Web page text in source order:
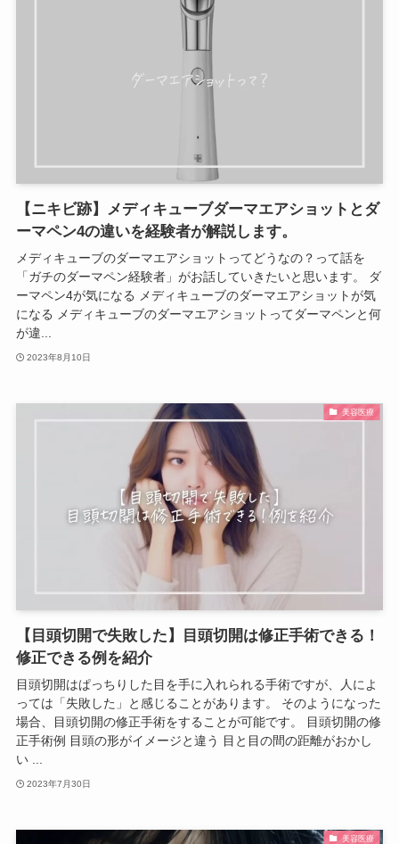
【ニキビ跡】メディキューブダーマエアショットとダ
ーマペン4の違いを経験者が解説します。
メディキューブのダーマエアショットってどうなの？って話を
「ガチのダーマペン経験者」がお話していきたいと思います。 ダ
ーマペン4が気になる メディキューブのダーマエアショットが気
になる メディキューブのダーマエアショットってダーマペンと何
が違...
2023年8月10日
美容医療
【目頭切開で失敗した】目頭切開は修正手術できる！
修正できる例を紹介
目頭切開はぱっちりした目を手に入れられる手術ですが、人によ
っては「失敗した」と感じることがあります。 そのようになった
場合、目頭切開の修正手術をすることが可能です。 目頭切開の修
正手術例 目頭の形がイメージと違う 目と目の間の距離がおかし
い ...
2023年7月30日
美容医療